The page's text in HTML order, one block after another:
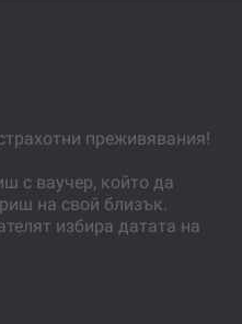
преживявания!
с ваучер, който да
на свой близък.
избира датата на